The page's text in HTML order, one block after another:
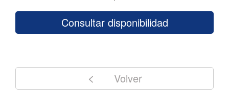
consultar disponibilidad
Volver